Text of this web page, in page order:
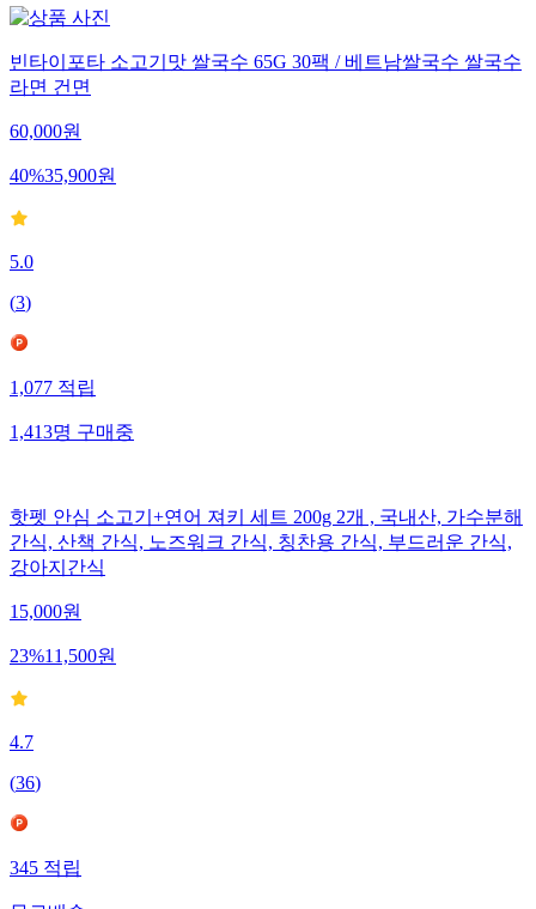
빈타이포타 소고기맛 쌀국수 65G 30팩 / 베트남쌀국수 쌀국수
라면 건면
60,000원
40%35,900원
5.0
(3)
1,077 적립
1,413명 구매중
핫펫 안심 소고기+연어 져키 세트 200g 2개 , 국내산, 가수분해
간식, 산책 간식, 노즈워크 간식, 칭찬용 간식, 부드러운 간식,
강아지간식
15,000원
23%11,500원
4.7
(36)
345적립